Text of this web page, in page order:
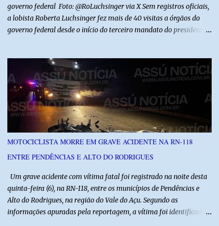
governo federal Foto: @RoLuchsinger via X Sem registros oficiais,
a lobista Roberta Luchsinger fez mais de 40 visitas a órgãos do
governo federal desde o início do terceiro mandato do presidente
públicos que participam dos encontros. Em duas oportunidades, a
lobista esteve no Palácio do Planalto e no gabinete do ministro do
Desenvolvimento Social, Wellington Dias, acompanhada do então
sócio de Lulinha. Os encontros não foram registrados nas agendas
oficiais. Fábio Luís é alvo de inquérito aberto nesta quinta-feira,
30, a pedido da PF, que apura se ele utilizou a influência do pai
para defender interesses empresariais com a administração
pública. Segundo a Polícia Federal, a atuação dele contou com a
ajuda de Luchsinger e se concentrou no Ministério da Saúde e no
MOTOCICLISTA MORRE EM GRAVE ACIDENTE NA RN-118
ENTRE PENDÊNCIAS E ALTO DO RODRIGUES
Um grave acidente com vítima fatal foi registrado na noite desta
quinta-feira (6), na RN-118, entre os municípios de Pendências e
Alto do Rodrigues, na região do Vale do Açu. Segundo as
informações apuradas pela reportagem, a vítima foi identificada